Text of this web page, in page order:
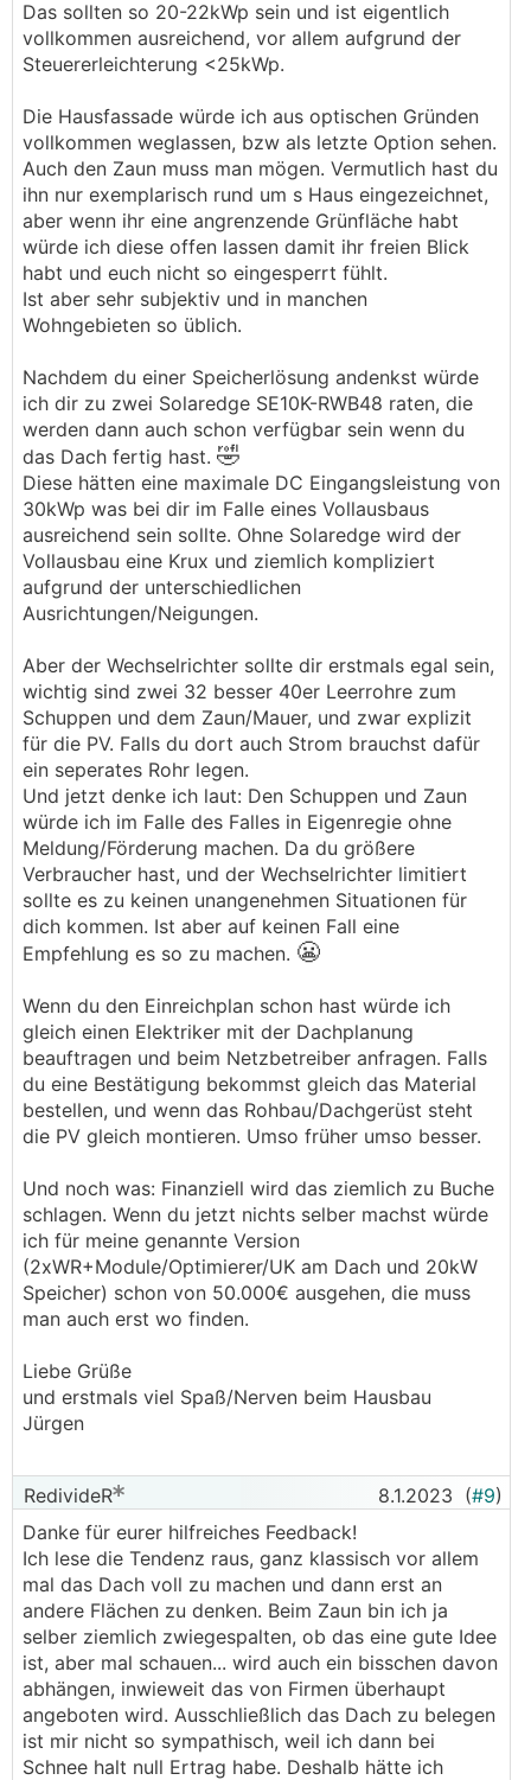
Das sollten so 20-22kWp sein und ist eigentlich
vollkommen ausreichend, vor allem aufgrund der
Steuererleichterung <25kWp.
Die Hausfassade würde ich aus optischen Gründen
vollkommen weglassen, bzw als letzte Option sehen.
Auch den Zaun muss man mögen. Vermutlich hast du
ihn nur exemplarisch rund um s Haus eingezeichnet,
aber wenn ihr eine angrenzende Grünfläche habt
würde ich diese offen lassen damit ihr freien Blick
habt und euch nicht so eingesperrt fühlt.
Ist aber sehr subjektiv und in manchen
Wohngebieten so üblich.
Nachdem du einer Speicherlösung andenkst würde
ich dir zu zwei Solaredge SE10K-RWB48 raten, die
werden dann auch schon verfügbar sein wenn du
das Dach fertig hast. 🤣
Diese hätten eine maximale DC Eingangsleistung von
30kWp was bei dir im Falle eines Vollausbaus
ausreichend sein sollte. Ohne Solaredge wird der
Vollausbau eine Krux und ziemlich kompliziert
aufgrund der unterschiedlichen
Ausrichtungen/Neigungen.
Aber der Wechselrichter sollte dir erstmals egal sein,
wichtig sind zwei 32 besser 40er Leerrohre zum
Schuppen und dem Zaun/Mauer, und zwar explizit
für die PV. Falls du dort auch Strom brauchst dafür
ein seperates Rohr legen.
Und jetzt denke ich laut: Den Schuppen und Zaun
würde ich im Falle des Falles in Eigenregie ohne
Meldung/Förderung machen. Da du größere
Verbraucher hast, und der Wechselrichter limitiert
sollte es zu keinen unangenehmen Situationen für
dich kommen. Ist aber auf keinen Fall eine
Empfehlung es so zu machen. 😬
Wenn du den Einreichplan schon hast würde ich
gleich einen Elektriker mit der Dachplanung
beauftragen und beim Netzbetreiber anfragen. Falls
du eine Bestätigung bekommst gleich das Material
bestellen, und wenn das Rohbau/Dachgerüst steht
die PV gleich montieren. Umso früher umso besser.
Und noch was: Finanziell wird das ziemlich zu Buche
schlagen. Wenn du jetzt nichts selber machst würde
ich für meine genannte Version
(2xWR+Module/Optimierer/UK am Dach und 20kW
Speicher) schon von 50.000€ ausgehen, die muss
man auch erst wo finden.
Liebe Grüße
und erstmals viel Spaß/Nerven beim Hausbau
Jürgen
RedivideR 8.1.2023 (#9)
Danke für eurer hilfreiches Feedback!
Ich lese die Tendenz raus, ganz klassisch vor allem
mal das Dach voll zu machen und dann erst an
andere Flächen zu denken. Beim Zaun bin ich ja
selber ziemlich zwiegespalten, ob das eine gute Idee
ist, aber mal schauen... wird auch ein bisschen davon
abhängen, inwieweit das von Firmen überhaupt
angeboten wird. Ausschließlich das Dach zu belegen
ist mir nicht so sympathisch, weil ich dann bei
Schnee halt null Ertrag habe. Deshalb hätte ich